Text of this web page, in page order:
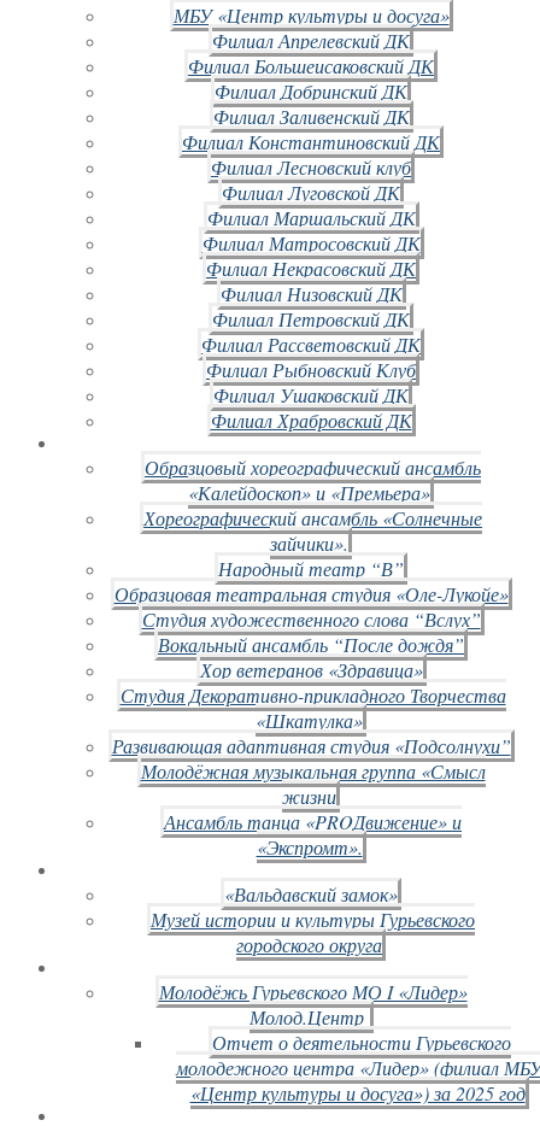
МБУ «Центр культуры и досуга»
Филиал Апрелевский ДК
Филиал Большеисаковский ДК
Филиал Добринский ДК
Филиал Заливенский ДК
Филиал Константиновский ДК
Филиал Лесновский клуб
Филиал Луговской ДК
Филиал Маршальский ДК
Филиал Матросовский ДК
Филиал Некрасовский ДК
Филиал Низовский ДК
Филиал Петровский ДК
Филиал Рассветовский ДК
Филиал Рыбновский Клуб
Филиал Ушаковский ДК
Филиал Храбровский ДК
Образцовый хореографический ансамбль
«Калейдоскоп» и «Премьера»
Хореографический ансамбль «Солнечные
зайчики».
Народный театр “В”
Образцовая театральная студия «Оле-Лукойе»
Студия художественного слова “Вслух”
Вокальный ансамбль “После дождя”
Хор ветеранов «Здравица»
Студия Декоративно-прикладного Творчества
«Шкатулка»
Развивающая адаптивная студия «Подсолнухи”
Молодёжная музыкальная группа «Смысл
жизни
Ансамбль танца «PROДвижение» и
«Экспромт».
«Вальдавский замок»
Музей истории и культуры Гурьевского
городского округа
Молодёжь Гурьевского МО I «Лидер»
Молод.Центр
Отчет о деятельности Гурьевского
молодежного центра «Лидер» (филиал
«Центр культуры и досуга») за 2025 год